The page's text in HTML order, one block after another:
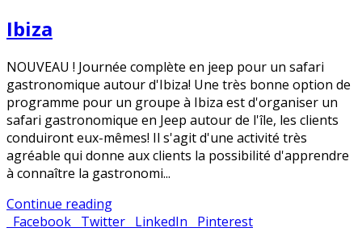
Ibiza
NOUVEAU ! Journée complète en jeep pour un safari
gastronomique autour d'Ibiza! Une très bonne option de
programme pour un groupe à Ibiza est d'organiser un
safari gastronomique en Jeep autour de l'île, les clients
conduiront eux-mêmes! Il s'agit d'une activité très
agréable qui donne aux clients la possibilité d'apprendre
à connaître la gastronomi...
Continue reading
Facebook Twitter LinkedIn Pinterest